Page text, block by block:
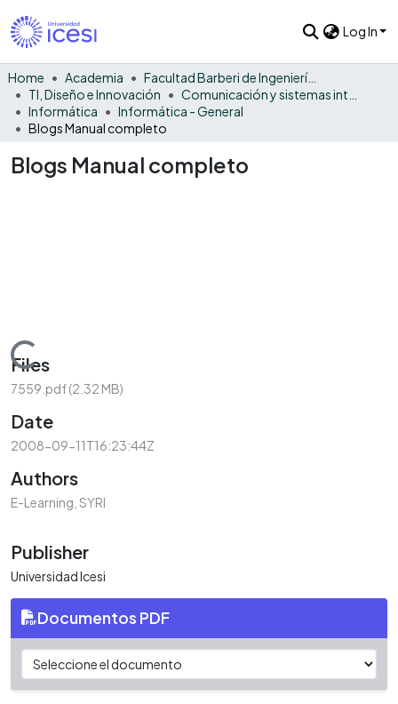
Log In
Home Academia
Facultad Barberi de Ingeniería, Diseño y Ciencias Aplicadas
TI, Diseño e Innovación
Informática
Informática - General
Blogs Manual completo
Blogs Manual completo
Loading...
Files
7559.pdf(2.32 MB)
Date
2008-09-11T16:23:44Z
Authors
E-Learning, SYRI
Publisher
Universidad Icesi
Documentos PDF